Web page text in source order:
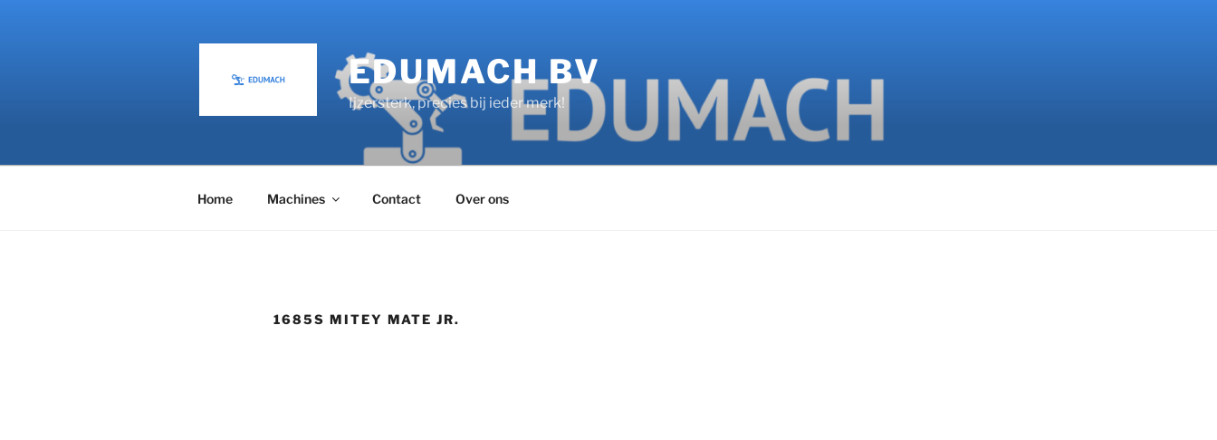
EDUMACH BV
Ijzersterk, precies bij ieder merk!
Home Machines Contact Over ons
1685S MITEY MATE JR.